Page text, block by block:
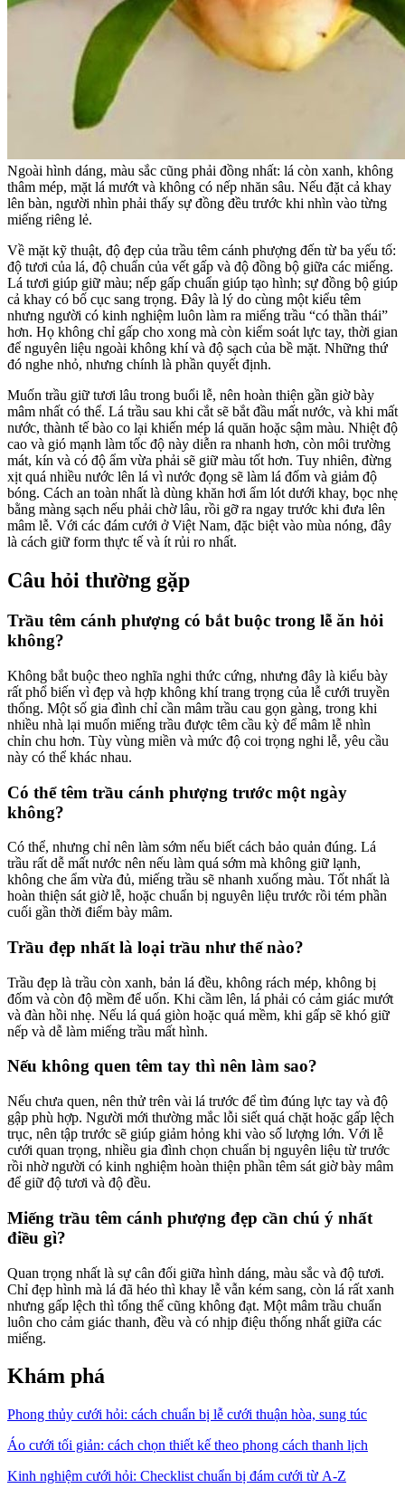
Ngoài hình dáng, màu sắc cũng phải đồng nhất: lá còn xanh, không
thâm mép, mặt lá mướt và không có nếp nhăn sâu. Nếu đặt cả khay
lên bàn, người nhìn phải thấy sự đồng đều trước khi nhìn vào từng
miếng riêng lẻ.
Về mặt kỹ thuật, độ đẹp của trầu têm cánh phượng đến từ ba yếu tố:
độ tươi của lá, độ chuẩn của vết gấp và độ đồng bộ giữa các miếng.
Lá tươi giúp giữ màu; nếp gấp chuẩn giúp tạo hình; sự đồng bộ giúp
cả khay có bố cục sang trọng. Đây là lý do cùng một kiểu têm
nhưng người có kinh nghiệm luôn làm ra miếng trầu “có thần thái”
hơn. Họ không chỉ gấp cho xong mà còn kiểm soát lực tay, thời gian
để nguyên liệu ngoài không khí và độ sạch của bề mặt. Những thứ
đó nghe nhỏ, nhưng chính là phần quyết định.
Muốn trầu giữ tươi lâu trong buổi lễ, nên hoàn thiện gần giờ bày
mâm nhất có thể. Lá trầu sau khi cắt sẽ bắt đầu mất nước, và khi mất
nước, thành tế bào co lại khiến mép lá quăn hoặc sậm màu. Nhiệt độ
cao và gió mạnh làm tốc độ này diễn ra nhanh hơn, còn môi trường
mát, kín và có độ ẩm vừa phải sẽ giữ màu tốt hơn. Tuy nhiên, đừng
xịt quá nhiều nước lên lá vì nước đọng sẽ làm lá đốm và giảm độ
bóng. Cách an toàn nhất là dùng khăn hơi ẩm lót dưới khay, bọc nhẹ
bằng màng sạch nếu phải chờ lâu, rồi gỡ ra ngay trước khi đưa lên
mâm lễ. Với các đám cưới ở Việt Nam, đặc biệt vào mùa nóng, đây
là cách giữ form thực tế và ít rủi ro nhất.
Câu hỏi thường gặp
Trầu têm cánh phượng có bắt buộc trong lễ ăn hỏi
không?
Không bắt buộc theo nghĩa nghi thức cứng, nhưng đây là kiểu bày
rất phổ biến vì đẹp và hợp không khí trang trọng của lễ cưới truyền
thống. Một số gia đình chỉ cần mâm trầu cau gọn gàng, trong khi
nhiều nhà lại muốn miếng trầu được têm cầu kỳ để mâm lễ nhìn
chỉn chu hơn. Tùy vùng miền và mức độ coi trọng nghi lễ, yêu cầu
này có thể khác nhau.
Có thể têm trầu cánh phượng trước một ngày
không?
Có thể, nhưng chỉ nên làm sớm nếu biết cách bảo quản đúng. Lá
trầu rất dễ mất nước nên nếu làm quá sớm mà không giữ lạnh,
không che ẩm vừa đủ, miếng trầu sẽ nhanh xuống màu. Tốt nhất là
hoàn thiện sát giờ lễ, hoặc chuẩn bị nguyên liệu trước rồi tém phần
cuối gần thời điểm bày mâm.
Trầu đẹp nhất là loại trầu như thế nào?
Trầu đẹp là trầu còn xanh, bản lá đều, không rách mép, không bị
đốm và còn độ mềm để uốn. Khi cầm lên, lá phải có cảm giác mướt
và đàn hồi nhẹ. Nếu lá quá giòn hoặc quá mềm, khi gấp sẽ khó giữ
nếp và dễ làm miếng trầu mất hình.
Nếu không quen têm tay thì nên làm sao?
Nếu chưa quen, nên thử trên vài lá trước để tìm đúng lực tay và độ
gập phù hợp. Người mới thường mắc lỗi siết quá chặt hoặc gấp lệch
trục, nên tập trước sẽ giúp giảm hỏng khi vào số lượng lớn. Với lễ
cưới quan trọng, nhiều gia đình chọn chuẩn bị nguyên liệu từ trước
rồi nhờ người có kinh nghiệm hoàn thiện phần têm sát giờ bày mâm
để giữ độ tươi và độ đều.
Miếng trầu têm cánh phượng đẹp cần chú ý nhất
điều gì?
Quan trọng nhất là sự cân đối giữa hình dáng, màu sắc và độ tươi.
Chỉ đẹp hình mà lá đã héo thì khay lễ vẫn kém sang, còn lá rất xanh
nhưng gấp lệch thì tổng thể cũng không đạt. Một mâm trầu chuẩn
luôn cho cảm giác thanh, đều và có nhịp điệu thống nhất giữa các
miếng.
Khám phá
Phong thủy cưới hỏi: cách chuẩn bị lễ cưới thuận hòa, sung túc
Áo cưới tối giản: cách chọn thiết kế theo phong cách thanh lịch
Kinh nghiệm cưới hỏi: Checklist chuẩn bị đám cưới từ A-Z